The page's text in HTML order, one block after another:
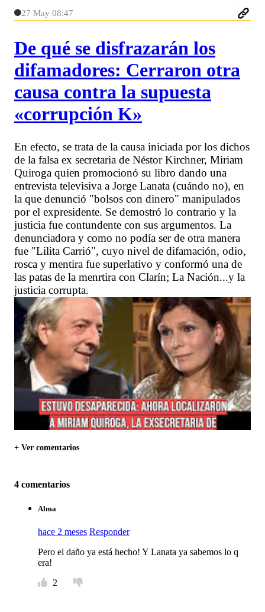
27 May 08:47
De qué se disfrazarán los
difamadores: Cerraron otra
causa contra la supuesta
«corrupción K»
En efecto, se trata de la causa iniciada por los dichos
de la falsa ex secretaria de Néstor Kirchner, Miriam
Quiroga quien promocionó su libro dando una
entrevista televisiva a Jorge Lanata (cuándo no), en
la que denunció "bolsos con dinero" manipulados
por el expresidente. Se demostró lo contrario y la
justicia fue contundente con sus argumentos. La
denunciadora y como no podía ser de otra manera
fue "Lilita Carrió", cuyo nivel de difamación, odio,
rosca y mentira fue superlativo y conformó una de
las patas de la menrtira con Clarín; La Nación...y la
justicia corrupta.
+ Ver comentarios
4 comentarios
Alma
hace 2 meses Responder
Pero el daño ya está hecho! Y Lanata ya sabemos lo q
era!
2